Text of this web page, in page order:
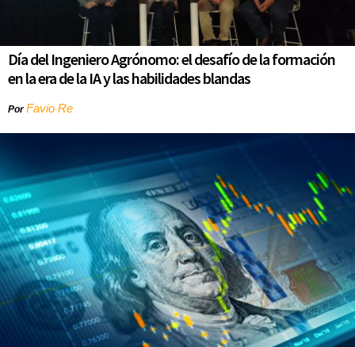
Día del Ingeniero Agrónomo: el desafío de la formación
en la era de la IA y las habilidades blandas
PorFavio Re